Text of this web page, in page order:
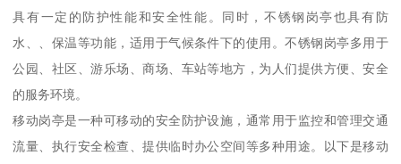
具有一定的防护性能和安全性能。同时，不锈钢岗亭也具有防
水、、保温等功能，适用于气候条件下的使用。不锈钢岗亭多用于
公园、社区、游乐场、商场、车站等地方，为人们提供方便、安全
的服务环境。
移动岗亭是一种可移动的安全防护设施，通常用于监控和管理交通
流量、执行安全检查、提供临时办公空间等多种用途。以下是移动